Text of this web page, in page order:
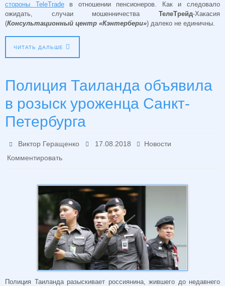
стороны TeleTradeв отношении пенсионеров. Как и следовало
ожидать, случаи мошенничества ТелеТрейд-Хакасия
(Консультационный центр «Кэнтербери») далеко не единичны.
ЧИТАТЬ ДАЛЬШЕ
Полиция Таиланда объявила
в розыск уроженца Санкт-
Петербурга
Виктор Геращенко 17.08.2018
Новости
Комментировать
Полиция Таиланда разыскивает россиянина, жившего до недавнего